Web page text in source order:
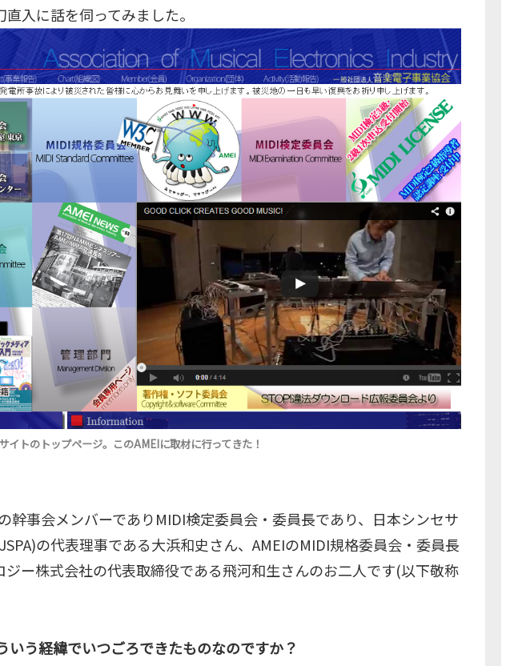
入に話を伺ってみました。
イトのトップページ。このAMEIに取材に行ってきた！
幹事会メンバーでありMIDI検定委員会・委員長であり、日本シンセサ
の代表理事である大浜和史さん、AMEIのMIDI規格委員会・委員長
ジー株式会社の代表取締役である飛河和生さんのお二人です(以下敬称
いう経緯でいつごろできたものなのですか？